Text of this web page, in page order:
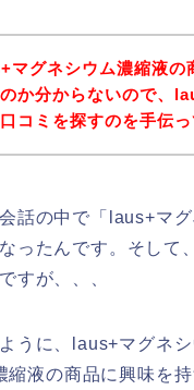
マグネシウム濃縮液の
か分からないので、
コミを探すのを手伝
話の中で「laus+マ
ったんです。そして
すが、、、
うに、laus+マグネ
液の商品に興味を